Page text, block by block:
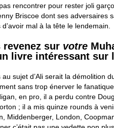
rencontrer pour rester joli
Briscoe dont ses adversaires
mal à la tête le lendemain.
revenez sur votre
livre intéressant sur
sujet d’Ali serait la démolition
sans trop énerver le
en pro, il a perdu contre
; il a mis quinze rounds à
Middenberger, London,